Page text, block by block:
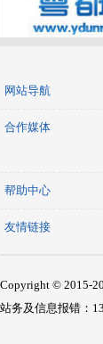
网站导航
合作媒体
帮助中心
友情链接
Copyright © 2015-
站务及信息报错：